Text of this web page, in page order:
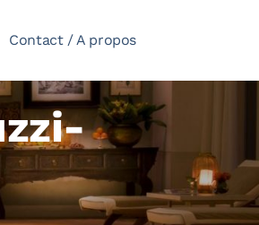
Contact / A propos